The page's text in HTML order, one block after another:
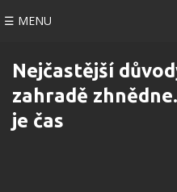
☰ MENU
Nejčastější
zahradě
je čas